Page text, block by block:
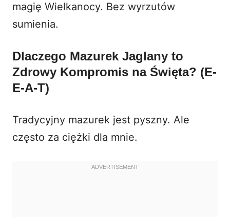
magię Wielkanocy. Bez wyrzutów
sumienia.
Dlaczego Mazurek Jaglany to
Zdrowy Kompromis na Święta? (E-
E-A-T)
Tradycyjny mazurek jest pyszny. Ale
często za ciężki dla mnie.